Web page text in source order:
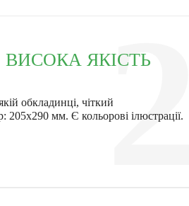
2
ВИСОКА ЯКІСТЬ
обкладинці, чіткий
205x290 мм. Є кольорові ілюстрації.